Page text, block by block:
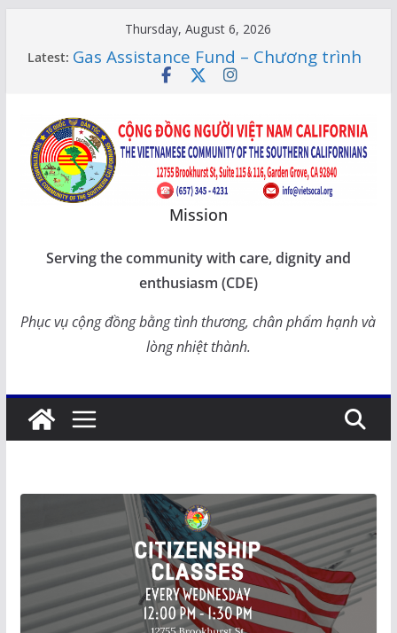
Thursday, August 6, 2026
Latest: Gas Assistance Fund – Chương trình
giúp đỡ tiền Socalgas
Citizenship Flashcard Apps – Ứng
Dụng Ôn Thi Quốc Tịch 2026
Human Rights Update in Vietnam
XUÂN SUNG TÚC – TẾT SẺ CHIA
CÙNG CÁC BẬC CAO NIÊN TẠI
Mission
Serving the community with care, dignity and
enthusiasm (CDE)
Phục vụ cộng đồng bằng tình thương, chân phẩm hạnh và
lòng nhiệt thành.